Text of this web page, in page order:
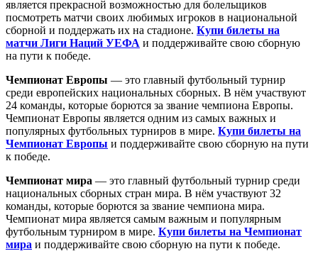
является прекрасной возможностью для болельщиков
посмотреть матчи своих любимых игроков в национальной
сборной и поддержать их на стадионе. Купи билеты на
матчи Лиги Наций УЕФА и поддерживайте свою сборную
на пути к победе.
Чемпионат Европы — это главный футбольный турнир
среди европейских национальных сборных. В нём участвуют
24 команды, которые борются за звание чемпиона Европы.
Чемпионат Европы является одним из самых важных и
популярных футбольных турниров в мире. Купи билеты на
Чемпионат Европы и поддерживайте свою сборную на пути
к победе.
Чемпионат мира — это главный футбольный турнир среди
национальных сборных стран мира. В нём участвуют 32
команды, которые борются за звание чемпиона мира.
Чемпионат мира является самым важным и популярным
футбольным турниром в мире. Купи билеты на Чемпионат
мира и поддерживайте свою сборную на пути к победе.